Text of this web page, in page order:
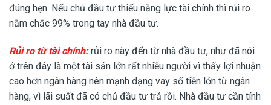
đúng hẹn. Nếu chủ đầu tư thiếu năng lực tài chính thì rủi ro
nắm chắc 99% trong tay nhà đầu tư.
Rủi ro từ tài chính:rủi ro này đến từ nhà đầu tư, như đã nói
ở trên đây là một tài sản lớn rất nhiều người vì thấy lợi nhuận
cao hơn ngân hàng nên mạnh dạng vay số tiền lớn từ ngân
hàng, vì lãi suất đã có chủ đầu tư trả rồi. Nhà đầu tư cần tính